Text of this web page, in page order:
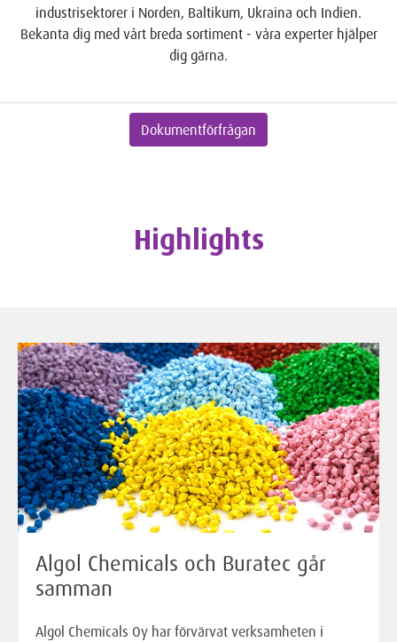
industrisektorer i Norden, Baltikum, Ukraina och Indien.
Bekanta dig med vårt breda sortiment - våra experter hjälper
dig gärna.
Dokumentförfrågan
Highlights
Algol Chemicals och Buratec går
samman
Algol Chemicals Oy har förvärvat verksamheten i